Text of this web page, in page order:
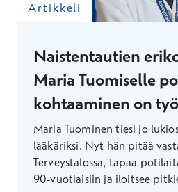
Artikkeli
Naistentautien
Maria Tuomiselle
kohtaaminen on
Maria Tuominen tiesi jo
lääkäriksi. Nyt hän pitää
Terveystalossa, tapaa
90-vuotiaisiin ja iloitsee